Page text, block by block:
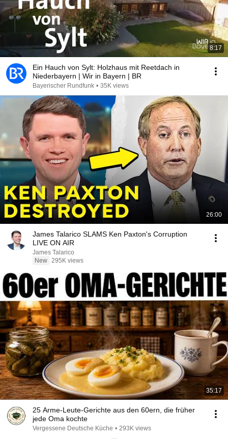
8:17
Ein Hauch von Sylt: Holzhaus mit Reetdach in
Niederbayern | Wir in Bayern | BR
Bayerischer Rundfunk • 35K views
26:00
James Talarico SLAMS Ken Paxton's Corruption
LIVE ON AIR
James Talarico
New 295K views
35:17
25 Arme-Leute-Gerichte aus den 60ern, die früher
jede Oma kochte
Vergessene Deutsche Küche • 293K views